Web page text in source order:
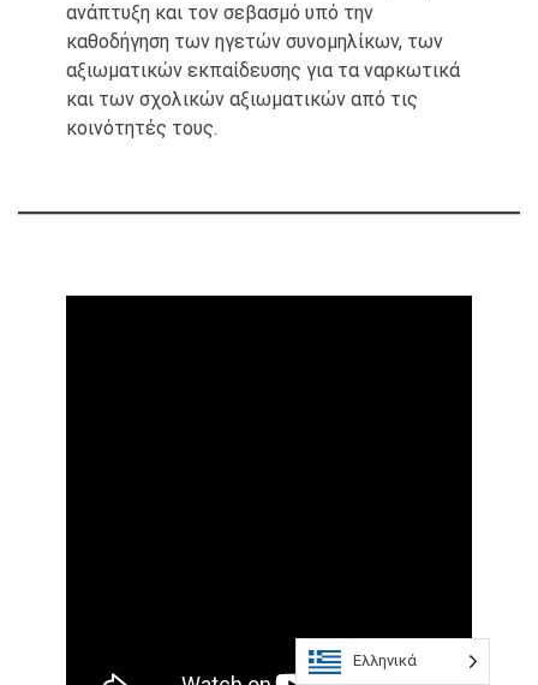
ανάπτυξη και τον σεβασμό υπό την
καθοδήγηση των ηγετών συνομηλίκων, των
αξιωματικών εκπαίδευσης για τα ναρκωτικά
και των σχολικών αξιωματικών από τις
κοινότητές τους.
Ελληνικά